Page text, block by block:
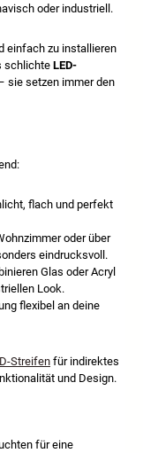
oder industriell.
einfach zu installieren
schlichte LED-
sie setzen immer den
flach und perfekt
oder über
eindrucksvoll.
Glas oder Acryl
Look.
flexibel an deine
Streifen für indirektes
und Design.
für eine